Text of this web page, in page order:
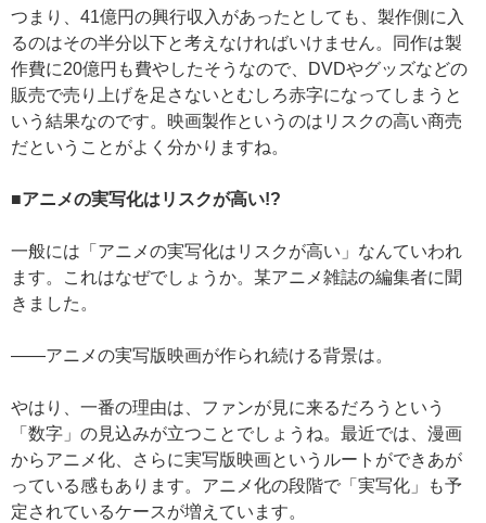
つまり、41億円の興行収入があったとしても、製作側に入
るのはその半分以下と考えなければいけません。同作は製
作費に20億円も費やしたそうなので、DVDやグッズなどの
販売で売り上げを足さないとむしろ赤字になってしまうと
いう結果なのです。映画製作というのはリスクの高い商売
だということがよく分かりますね。
■アニメの実写化はリスクが高い!?
一般には「アニメの実写化はリスクが高い」なんていわれ
ます。これはなぜでしょうか。某アニメ雑誌の編集者に聞
きました。
——アニメの実写版映画が作られ続ける背景は。
やはり、一番の理由は、ファンが見に来るだろうという
「数字」の見込みが立つことでしょうね。最近では、漫画
からアニメ化、さらに実写版映画というルートができあが
っている感もあります。アニメ化の段階で「実写化」も予
定されているケースが増えています。